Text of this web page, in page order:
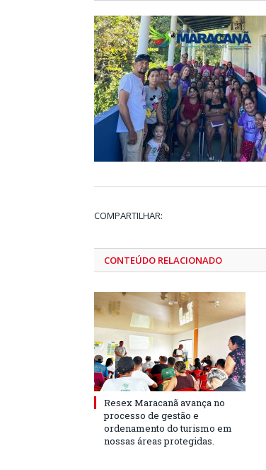
COMPARTILHAR:
CONTEÚDO RELACIONADO
Resex Maracanã avança no
processo de gestão e
ordenamento do turismo em
nossas áreas protegidas.